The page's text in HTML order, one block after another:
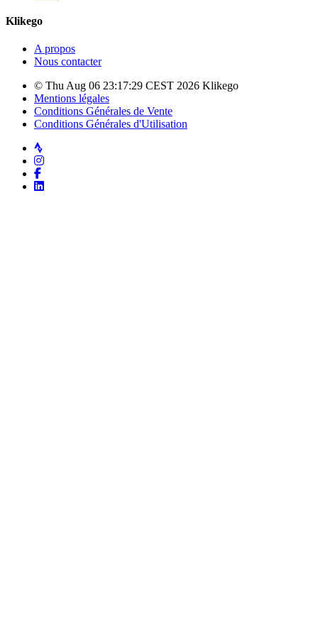
Klikego
A propos
Nous contacter
© Thu Aug 06 23:17:29 CEST 2026 Klikego
Mentions légales
Conditions Générales de Vente
Conditions Générales d'Utilisation
Strava
Instagram
Facebook
LinkedIn